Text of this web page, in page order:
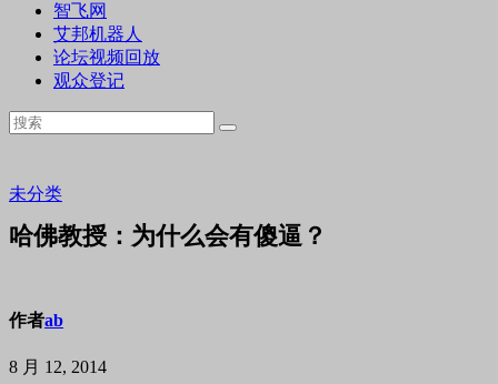
智飞网
艾邦机器人
论坛视频回放
观众登记
未分类
哈佛教授：为什么会有傻逼？
作者ab
8 月 12, 2014